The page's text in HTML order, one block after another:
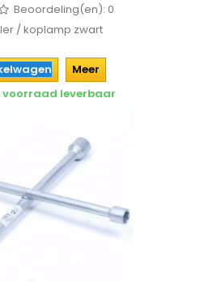
Beoordeling(en): 0
/ koplamp zwart
Meer
voorraad leverbaar